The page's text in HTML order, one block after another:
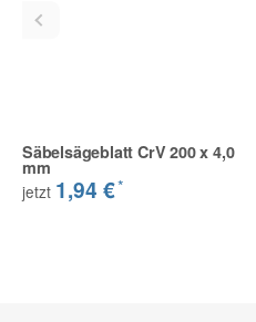
Säbelsägeblatt CrV 200 x 4,0
mm
jetzt 1,94 €*